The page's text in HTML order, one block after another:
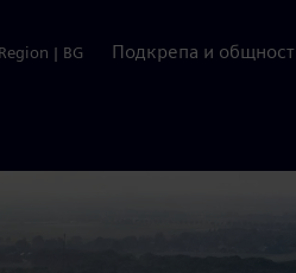
Region | BG Подкрепа и общност